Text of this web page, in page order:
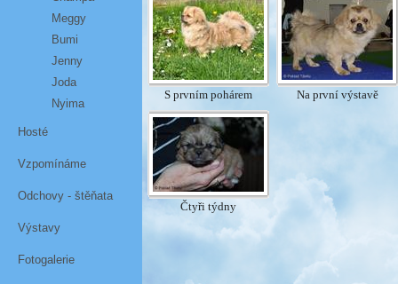
Meggy
Bumi
Jenny
Joda
Nyima
Hosté
Vzpomínáme
Odchovy - štěňata
Výstavy
Fotogalerie
S prvním pohárem Na první výstavě
Čtyři týdny